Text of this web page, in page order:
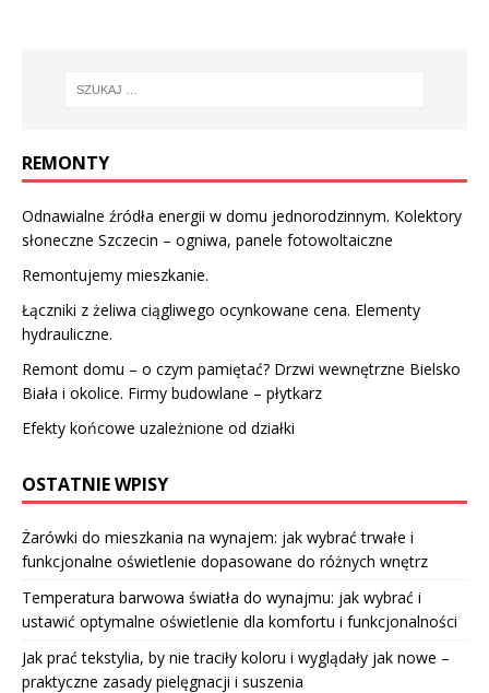
REMONTY
Odnawialne źródła energii w domu jednorodzinnym. Kolektory
słoneczne Szczecin – ogniwa, panele fotowoltaiczne
Remontujemy mieszkanie.
Łączniki z żeliwa ciągliwego ocynkowane cena. Elementy
hydrauliczne.
Remont domu – o czym pamiętać? Drzwi wewnętrzne Bielsko
Biała i okolice. Firmy budowlane – płytkarz
Efekty końcowe uzależnione od działki
OSTATNIE WPISY
Żarówki do mieszkania na wynajem: jak wybrać trwałe i
funkcjonalne oświetlenie dopasowane do różnych wnętrz
Temperatura barwowa światła do wynajmu: jak wybrać i
ustawić optymalne oświetlenie dla komfortu i funkcjonalności
Jak prać tekstylia, by nie traciły koloru i wyglądały jak nowe –
praktyczne zasady pielęgnacji i suszenia